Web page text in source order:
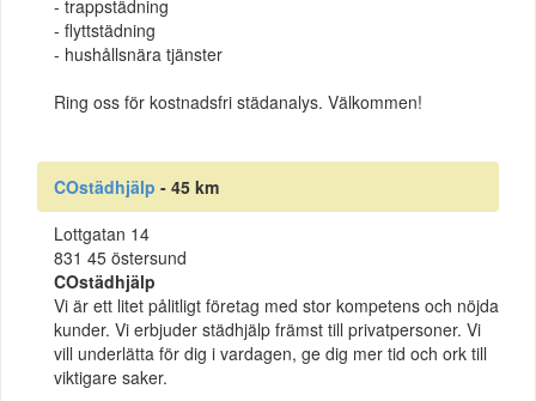
- trappstädning
- flyttstädning
- hushållsnära tjänster
Ring oss för kostnadsfri städanalys. Välkommen!
COstädhjälp - 45 km
Lottgatan 14
831 45 östersund
COstädhjälp
Vi är ett litet pålitligt företag med stor kompetens och nöjda
kunder. Vi erbjuder städhjälp främst till privatpersoner. Vi
vill underlätta för dig i vardagen, ge dig mer tid och ork till
viktigare saker.